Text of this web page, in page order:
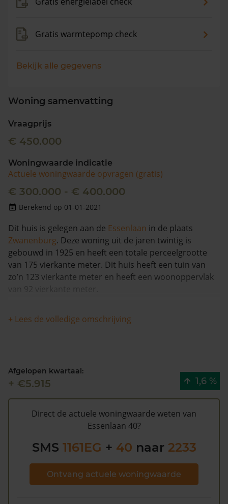
Gratis warmtepomp check
Bekijk alle gegevens
Woning samenvatting
Vraagprijs
€ 450.000
Woningwaarde indicatie
Actuele woningwaarde opvragen (gratis)
€ 300.000 - € 400.000
Berekend op 01-01-2021
Dit huis is gelegen aan de Essenlaan in de plaats
Zwanenburg. Deze woning uit de jaren twintig is
gebouwd in 1925 en heeft een totale perceelgrootte
van 175 vierkante meter. Dit huis heeft een tuin van
zo’n 123 vierkante meter en heeft een woonoppervlak
van 92 vierkante meter.
Deze woning heeft geen herleidbare
koopsominformatie en is met meer dan 6% in waarde
De gemeentelijke WOZ waarde van Essenlaan 40 is
€315.000 (2020). Volgens Kadasterdata is de kans laag
dat deze waarde te hoog is en dat er bespaard zou
kunnen worden op de gemeentelijke belastingen. Met
gratis WOZ alarmbent u elk jaar op de hoogte van
Schrijf u hiergratis in.
+ Lees de volledige omschrijving
Afgelopen kwartaal:
+ €5.915 1,6 %
Direct de actuele woningwaarde weten van
Essenlaan 40?
SMS 1161EG + 40 naar 2233
Ontvang actuele woningwaarde